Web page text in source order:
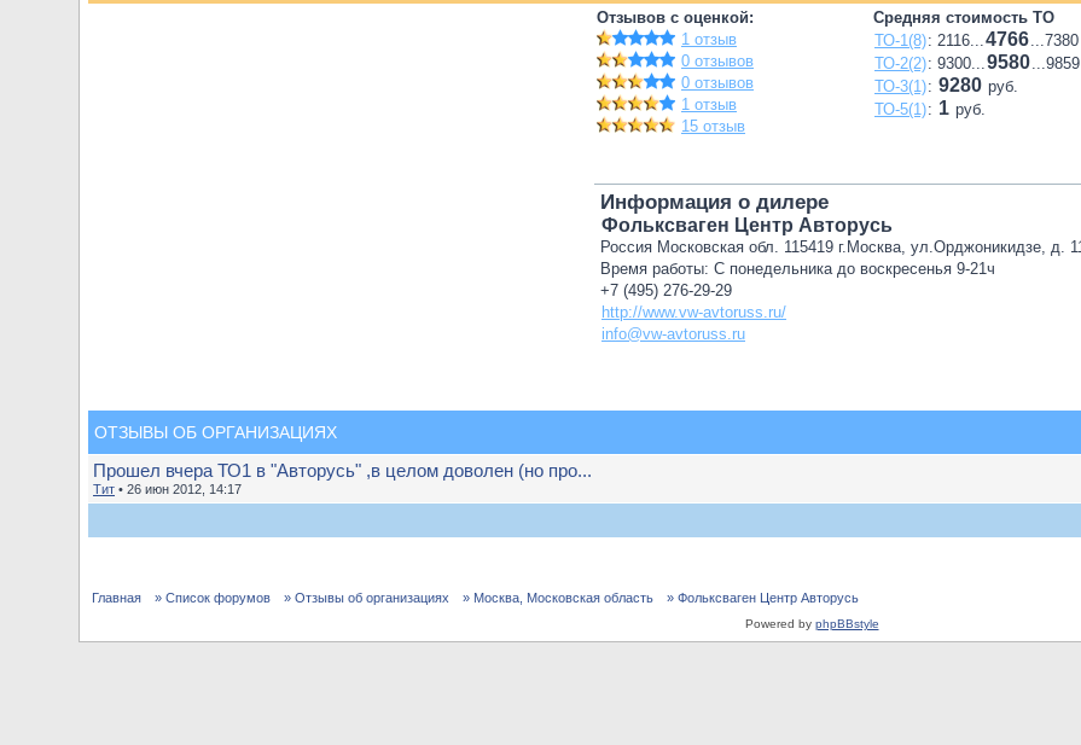
Отзывов с оценкой:
1 отзыв
0 отзывов
0 отзывов
1 отзыв
15 отзыв
Средняя стоимость ТО
ТО-1(8): 2116...4766
ТО-2(2): 9300...9580
ТО-3(1): 9280 руб.
ТО-5(1): 1 руб.
Информация о дилере
Фольксваген Центр Авторусь
Россия Московская обл. 115419 г.Москва, ул.Орджоникидзе, д.
Время работы: С понедельника до воскресенья 9-21ч
+7 (495) 276-29-29
http://www.vw-avtoruss.ru/
info@vw-avtoruss.ru
ОТЗЫВЫ ОБ ОРГАНИЗАЦИЯХ
Прошел вчера ТО1 в "Авторусь" ,в целом доволен (но про...
Тит • 26 июн 2012, 14:17
Главная » Список форумов » Отзывы об организациях » Москва, Московская область » Фольксваген Центр Авторусь
Powered by phpBBstyle